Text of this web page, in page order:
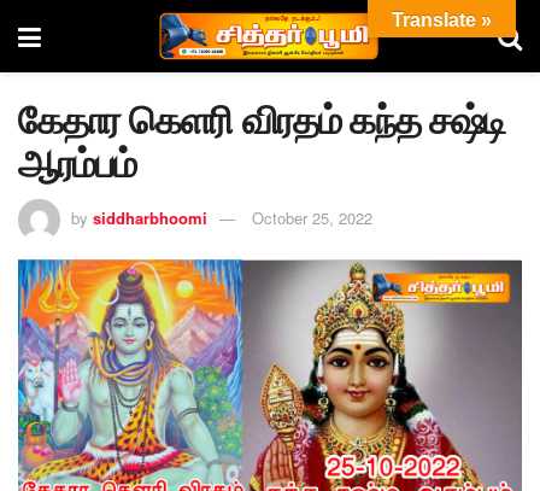
கேதார கெளரி விரதம் கந்த சஷ்டி
ஆரம்பம்
by siddharbhoomi October 25, 2022
Translate »